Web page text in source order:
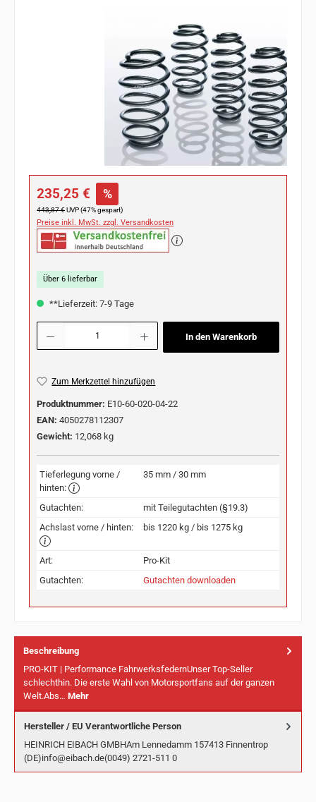
Verkaufspreis:
235,25 € %
Regulärer Preis:
443,87 €UVP (47% gespart)
Preise inkl. MwSt. zzgl. Versandkosten
Über 6 lieferbar
**Lieferzeit: 7-9 Tage
Produkt Anzahl: Gib den gewünschten Wert ein oder benutze die Schaltflächen
In den Warenkorb
Zum Merkzettel hinzufügen
Produktnummer: E10-60-020-04-22
EAN: 4050278112307
Gewicht: 12,068 kg
Tieferlegung vorne /
hinten:
35 mm / 30 mm
Gutachten:
mit Teilegutachten (§19.3)
Achslast vorne / hinten:
bis 1220 kg / bis 1275 kg
Art:
Pro-Kit
Gutachten:
Gutachten downloaden
Beschreibung
PRO-KIT | Performance FahrwerksfedernUnser Top-Seller
schlechthin. Die erste Wahl von Motorsportfans auf der ganzen
Welt.Abs… Mehr
Hersteller / EU Verantwortliche Person
HEINRICH EIBACH GMBHAm Lennedamm 157413 Finnentrop
(DE)info@eibach.de(0049) 2721-511 0